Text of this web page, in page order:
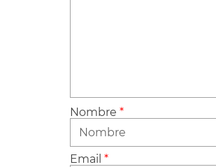
Nombre *
Email *